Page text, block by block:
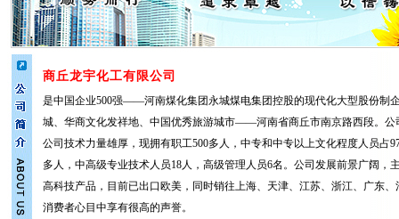
商丘龙宇化工有限公司
是中国企业500强——河南煤化集团永城煤电集团控股的现代化大型股份制
城、华商文化发祥地、中国优秀旅游城市——河南省商丘市南京路西段。公
公司技术力量雄厚，现拥有职工500多人，中专和中专以上文化程度人员占
多人，中高级专业技术人员18人，高级管理人员6名。公司发展前景广阔，
高科技产品，目前已出口欧美，同时销往上海、天津、江苏、浙江、广东
消费者心目中享有很高的声誉。